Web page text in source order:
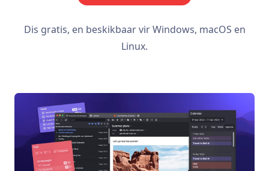
Dis gratis, en beskikbaar vir Windows, macOS en
Linux.